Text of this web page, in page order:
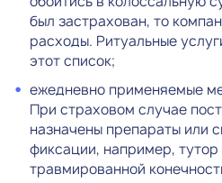
был застрахован, то
расходы. Ритуальные
этот список;
ежедневно применяемые
При страховом случае
назначены препараты или
фиксации, например,
травмированной